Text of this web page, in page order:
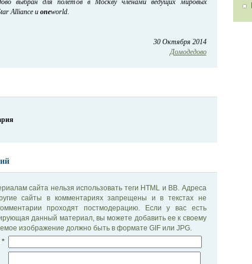
Alliance и oneworld.
30 Октября 2014
Домодедово
сайта нельзя использовать теги HTML и BB. Адреса
сайты в комментариях запрещены и в текстах не
проходят постмодерацию. Если у вас есть
данный материал, вы можете добавить ее к своему
изображение должно быть в формате GIF или JPG.
*